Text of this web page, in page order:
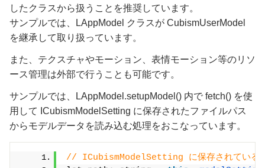
したクラスから扱うことを推奨しています。
サンプルでは、LAppModel クラスが CubismUserModel
を継承して取り扱っています。
また、テクスチャやモーション、表情モーション等のリソ
ース管理は外部で行うことも可能です。
サンプルでは、LAppModel.setupModel() 内で fetch() を使
用して ICubismModelSetting に保存されたファイルパス
からモデルデータを読み込む処理をおこなっています。
// ICubismModelSetting に保存されているモ